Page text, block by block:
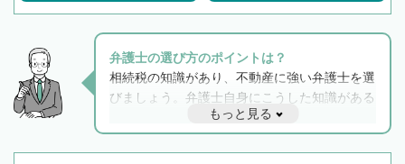
弁護士の選び方のポイントは？
相続税の知識があり、不動産に強い弁護士を選
びましょう。弁護士自身にこうした知識がある
と他士業との連携もスムーズに進み、トラブル
解決のみならず相続をトータルで任せることが
できます。また、相続は感情がからむ分野なの
もっと見る